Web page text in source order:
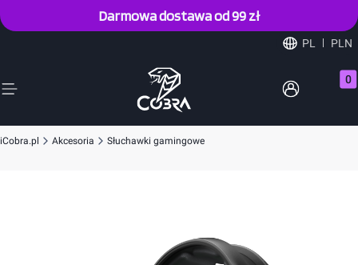
Darmowa dostawa od 99 zł
PL PLN
iCobra.pl Akcesoria Słuchawki gamingowe